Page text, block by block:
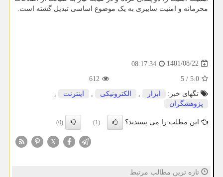
محرمانه و امنیت سایبری به یک موضوع اساسی تبدیل گشته است.
1401/08/22
08:17:34
5.0
/
5
612
تگهای خبر:
ابزار الكترونیكی اینترنت
پژوهشگران
این مطلب را می پسندید؟ (1)
(0)
X
تازه ترین مطالب مرتبط